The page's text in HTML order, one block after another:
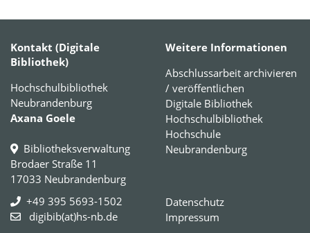
Kontakt (Digitale
Bibliothek)
Hochschulbibliothek
Neubrandenburg
Axana Goele
Bibliotheksverwaltung
Brodaer Straße 11
17033 Neubrandenburg
+49 395 5693-1502
digibib(at)hs-nb.de
Weitere Informationen
Abschlussarbeit archivieren
/ veröffentlichen
Digitale Bibliothek
Hochschulbibliothek
Hochschule
Neubrandenburg
Datenschutz
Impressum